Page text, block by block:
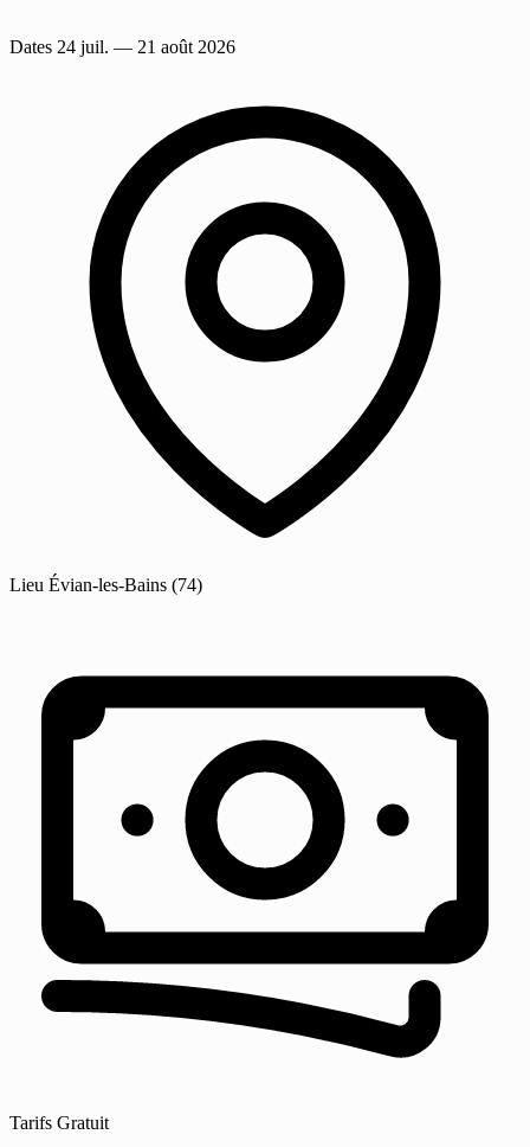
Dates 24 juil. — 21 août 2026
Lieu Évian-les-Bains (74)
Tarifs Gratuit